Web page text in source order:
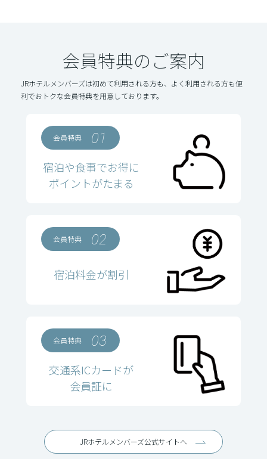
会員特典のご案内
JRホテルメンバーズは初めて利用される方も、よく利用される方も便
利でおトクな会員特典を用意しております。
会員特典 01
宿泊や食事でお得に
ポイントがたまる
会員特典 02
宿泊料金が割引
会員特典 03
交通系ICカードが
会員証に
JRホテルメンバーズ公式サイトへ